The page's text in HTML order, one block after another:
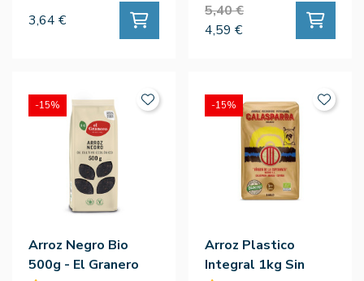
3,64 €
5,40 €
4,59 €
Arroz Negro Bio
500g - El Granero
-15%
Arroz Plastico
Integral 1kg Sin
-15%